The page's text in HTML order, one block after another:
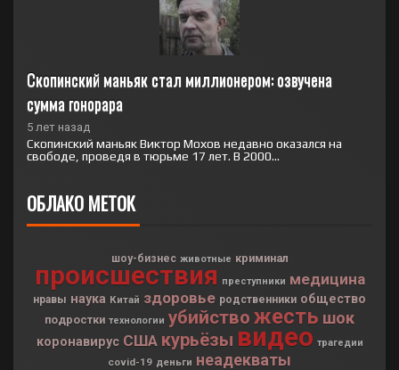
Скопинский маньяк стал миллионером: озвучена
сумма гонорара
5 лет назад
Скопинский маньяк Виктор Мохов недавно оказался на
свободе, проведя в тюрьме 17 лет. В 2000...
ОБЛАКО МЕТОК
шоу-бизнес животные криминал
происшествия преступники медицина
нравы наука Китай здоровье родственники общество
подростки технологии убийство жесть шок
коронавирус США курьёзы видео трагедии
covid-19 деньги неадекваты